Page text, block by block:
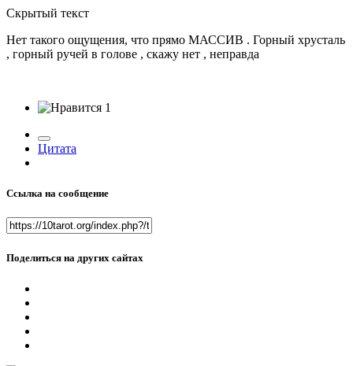
Скрытый текст
Нет такого ощущения, что прямо МАССИВ . Горный хрусталь
, горный ручей в голове , скажу нет , неправда
1
Цитата
Ссылка на сообщение
Поделиться на других сайтах